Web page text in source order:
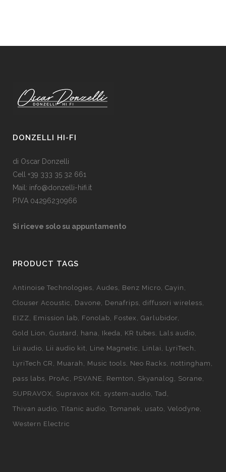
DONZELLI HI-FI
di Oscar Donzelli
Cell +39 333 35 32 661
Mail: info@donzelli-hifi.it
P.IVA 04296230966
Si riceve solo su appuntamento
PRODUCT TAGS
Antinoise Technologies Audes Benz Micro Cayin
Clouser Acoustic
Davone Denafrips diffusori wireless
EIZZ
Emission lab Fonolab Fostex
Garlubidor
Gold Lion
Gustard hana Ikeda KR tubes
Lals audio
Lii audio
Lii audio kit Line Magnetic Linlai
LyriTech
LyriTech CR
Muarah Music tools Neo Racks
nottingham
pass labs
ProAc PSVANE Remton Skyanalog
Sorane
SUPRAVOX
Supravox Kit system-audio Tad
Thivan audio Titanic audio Tomanek usato Velodyne
Western Electric